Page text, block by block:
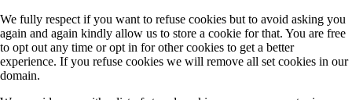
We fully respect if you want to refuse cookies but to avoid asking you
again and again kindly allow us to store a cookie for that. You are free
to opt out any time or opt in for other cookies to get a better
experience. If you refuse cookies we will remove all set cookies in our
domain.